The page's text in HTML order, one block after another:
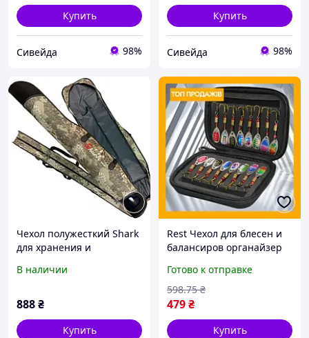
Купить
Сивейда 98%
Купить
Сивейда 98%
Чехол полужесткий Shark
для хранения и
рыболовных снастей, 150
В наличии
888₴
Купить
Rest Чехол для блесен и
балансиров органайзер
мормышек черный EVA
16х11х5 см рыболовный
Готово к отправке
479₴
598.75 ₴
Купить